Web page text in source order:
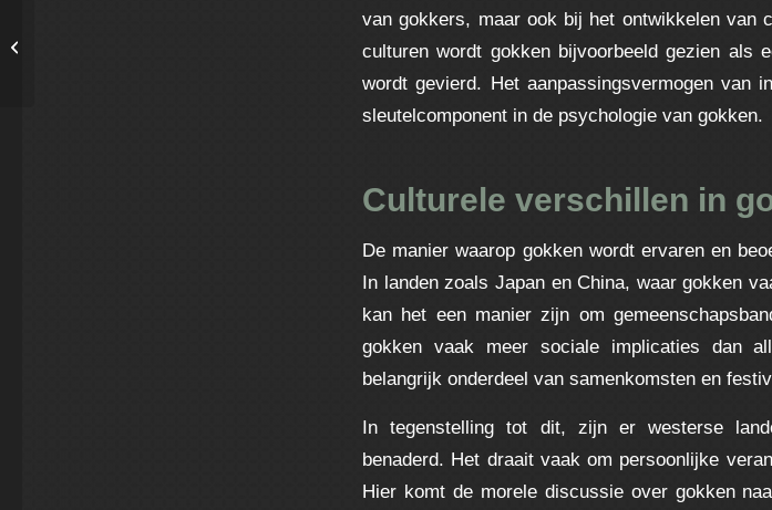
van gokkers, maar ook bij het ontwikkelen van
culturen wordt gokken bijvoorbeeld gezien als
wordt gevierd. Het aanpassingsvermogen van
sleutelcomponent in de psychologie van gokken.
Culturele verschillen in
De manier waarop gokken wordt ervaren en
In landen zoals Japan en China, waar gokken
kan het een manier zijn om
gokken vaak meer sociale implicaties dan
belangrijk onderdeel van samenkomsten en
In tegenstelling tot dit, zijn er westerse
benaderd. Het draait vaak om persoonlijke
Hier komt de morele discussie over gokken